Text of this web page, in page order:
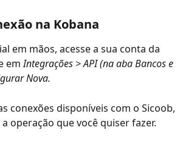
na Kobana
em mãos, acesse a sua conta da
em Integrações > API (na aba Bancos e
Nova.
conexões disponíveis com o Sicoob,
operação que você quiser fazer.